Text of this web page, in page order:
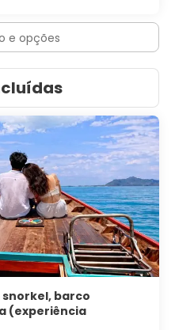
e opções
snorkel, barco
(experiência